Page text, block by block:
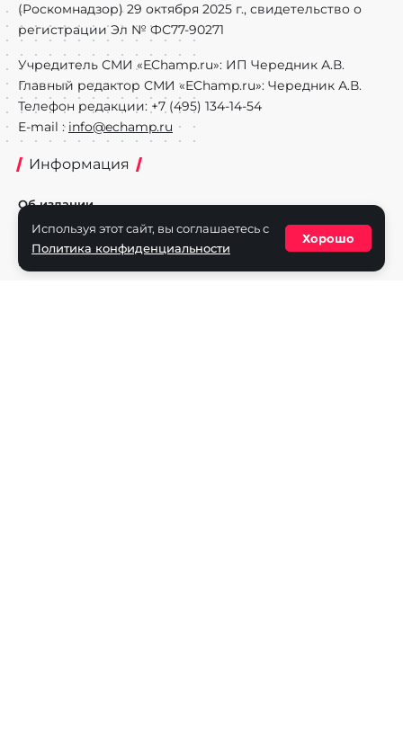
(Роскомнадзор) 29 октября 2025 г., свидетельство о
регистрации Эл № ФС77-90271
Учредитель СМИ «EChamp.ru»: ИП Чередник А.В.
Главный редактор СМИ «EChamp.ru»: Чередник А.В.
Телефон редакции: +7 (495) 134-14-54
E-mail : info@echamp.ru
Информация
Об издании
Реклама на портале
Политика конфиденциальности
Используя этот сайт, вы соглашаетесь с
Политика конфиденциальности
Хорошо